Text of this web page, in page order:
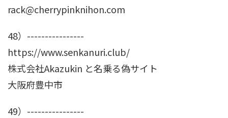
rack@cherrypinknihon.com
48）----------------
https://www.senkanuri.club/
株式会社Akazukin と名乗る偽サイト
大阪府豊中市
49）----------------